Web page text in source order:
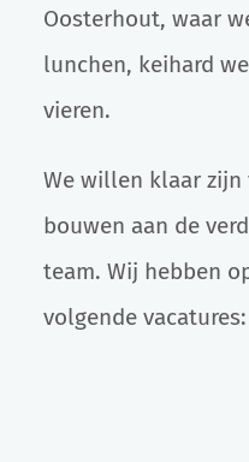
Oosterhout, waar
lunchen, keihard
vieren.
We willen klaar
bouwen aan de
team. Wij hebben
volgende vacatures: